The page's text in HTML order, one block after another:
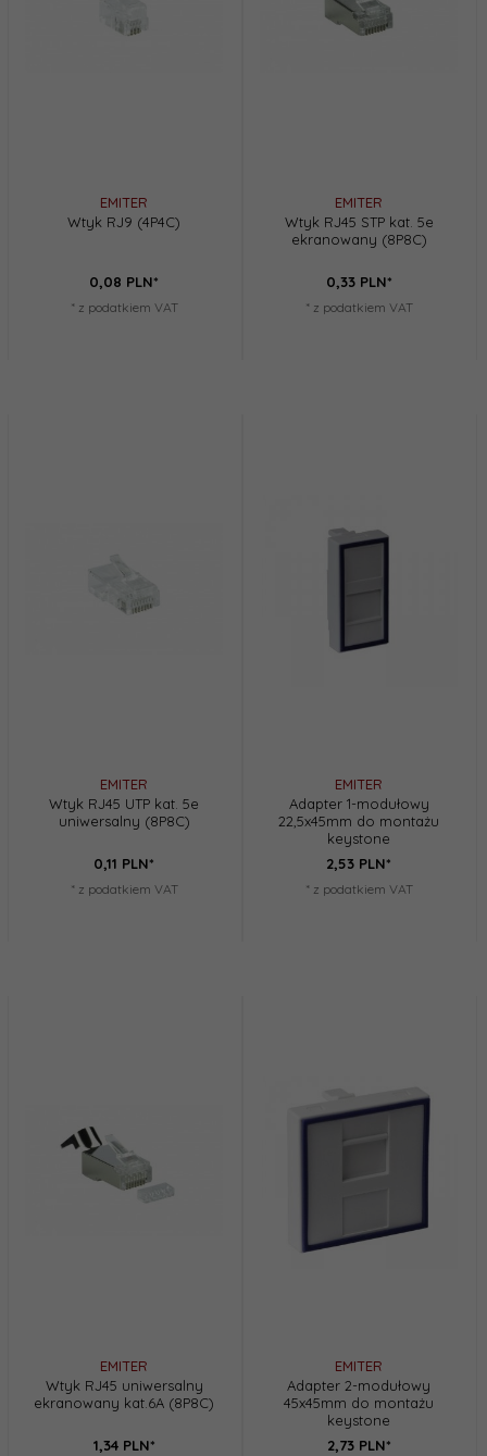
EMITER
Wtyk RJ9 (4P4C)
0,08 PLN*
* z podatkiem VAT
EMITER
Wtyk RJ45 STP kat. 5e
ekranowany (8P8C)
0,33 PLN*
* z podatkiem VAT
EMITER
Wtyk RJ45 UTP kat. 5e
uniwersalny (8P8C)
0,11 PLN*
* z podatkiem VAT
EMITER
Adapter 1-modułowy
22,5x45mm do montażu
keystone
2,53 PLN*
* z podatkiem VAT
EMITER
Wtyk RJ45 uniwersalny
ekranowany kat.6A (8P8C)
1,34 PLN*
EMITER
Adapter 2-modułowy
45x45mm do montażu
keystone
2,73 PLN*